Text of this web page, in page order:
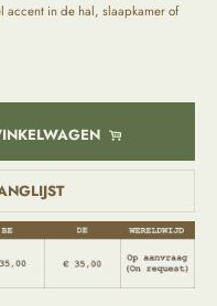
accent in de hal, slaapkamer of